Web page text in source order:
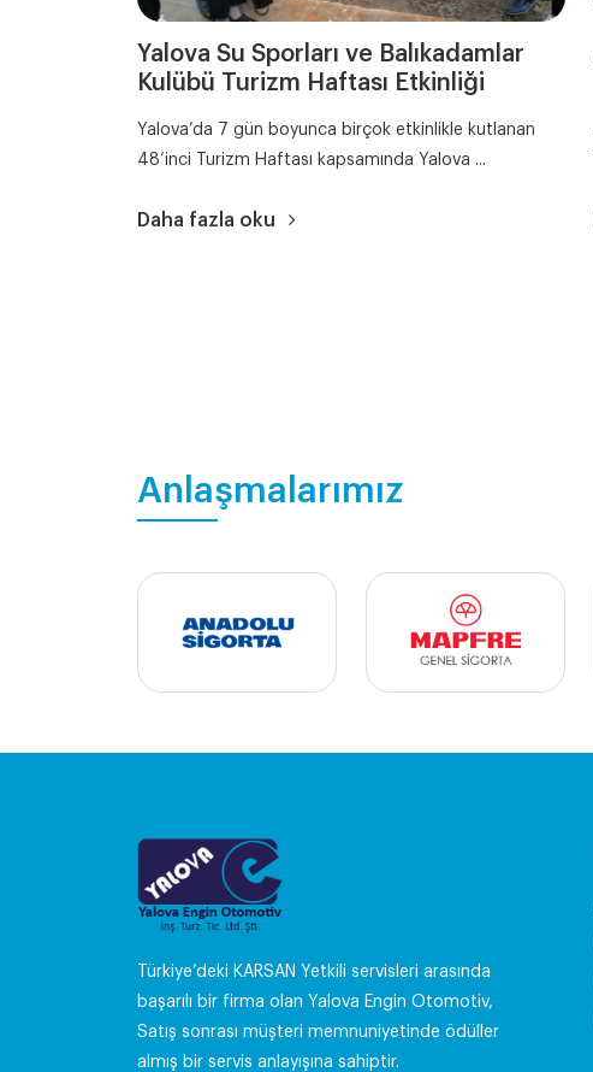
Yalova Su Sporları ve Balıkadamlar
Kulübü Turizm Haftası Etkinliği
Yalova’da 7 gün boyunca birçok etkinlikle kutlanan
48’inci Turizm Haftası kapsamında Yalova ...
Daha fazla oku
Anlaşmalarımız
Türkiye’deki KARSAN Yetkili servisleri arasında
başarılı bir firma olan Yalova Engin Otomotiv,
Satış sonrası müşteri memnuniyetinde ödüller
almış bir servis anlayışına sahiptir.